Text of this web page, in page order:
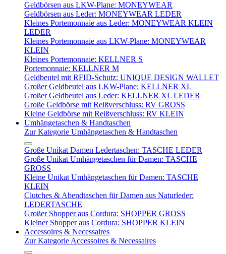
Geldbörsen aus LKW-Plane: MONEYWEAR
Geldbörsen aus Leder: MONEYWEAR LEDER
Kleines Portemonnaie aus Leder: MONEYWEAR KLEIN
LEDER
Kleines Portemonnaie aus LKW-Plane: MONEYWEAR
KLEIN
Kleines Portemonnaie: KELLNER S
Portemonnaie: KELLNER M
Geldbeutel mit RFID-Schutz: UNIQUE DESIGN WALLET
Großer Geldbeutel aus LKW-Plane: KELLNER XL
Großer Geldbeutel aus Leder: KELLNER XL LEDER
Große Geldbörse mit Reißverschluss: RV GROSS
Kleine Geldbörse mit Reißverschluss: RV KLEIN
Umhängetaschen & Handtaschen
Zur Kategorie Umhängetaschen & Handtaschen
Große Unikat Damen Ledertaschen: TASCHE LEDER
Große Unikat Umhängetaschen für Damen: TASCHE
GROSS
Kleine Unikat Umhängetaschen für Damen: TASCHE
KLEIN
Clutches & Abendtaschen für Damen aus Naturleder:
LEDERTASCHE
Großer Shopper aus Cordura: SHOPPER GROSS
Kleiner Shopper aus Cordura: SHOPPER KLEIN
Accessoires & Necessaires
Zur Kategorie Accessoires & Necessaires